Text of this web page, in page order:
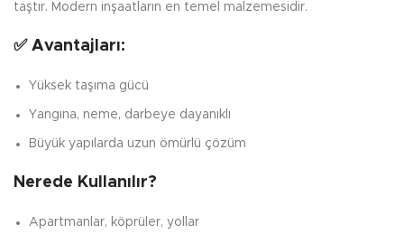
taştır. Modern inşaatların en temel malzemesidir.
✅ Avantajları:
Yüksek taşıma gücü
Yangına, neme, darbeye dayanıklı
Büyük yapılarda uzun ömürlü çözüm
Nerede Kullanılır?
Apartmanlar, köprüler, yollar